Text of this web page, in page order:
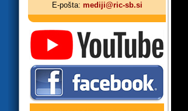
E-pošta: mediji@ric-sb.si